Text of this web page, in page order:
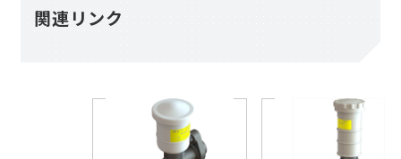
関連リンク